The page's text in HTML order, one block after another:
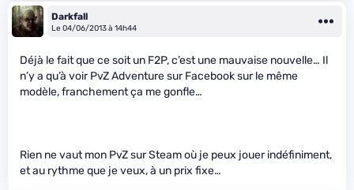
Darkfall
Le 04/06/2013 à 14h44
Déjà le fait que ce soit un F2P, c’est une mauvaise nouvelle… Il
n’y a qu’à voir PvZ Adventure sur Facebook sur le même
modèle, franchement ça me gonfle…
Rien ne vaut mon PvZ sur Steam où je peux jouer indéfiniment,
et au rythme que je veux, à un prix fixe…